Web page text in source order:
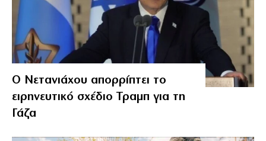
Ο Νετανιάχου απορρίπτει το
ειρηνευτικό σχέδιο Τραμπ για τη
Γάζα